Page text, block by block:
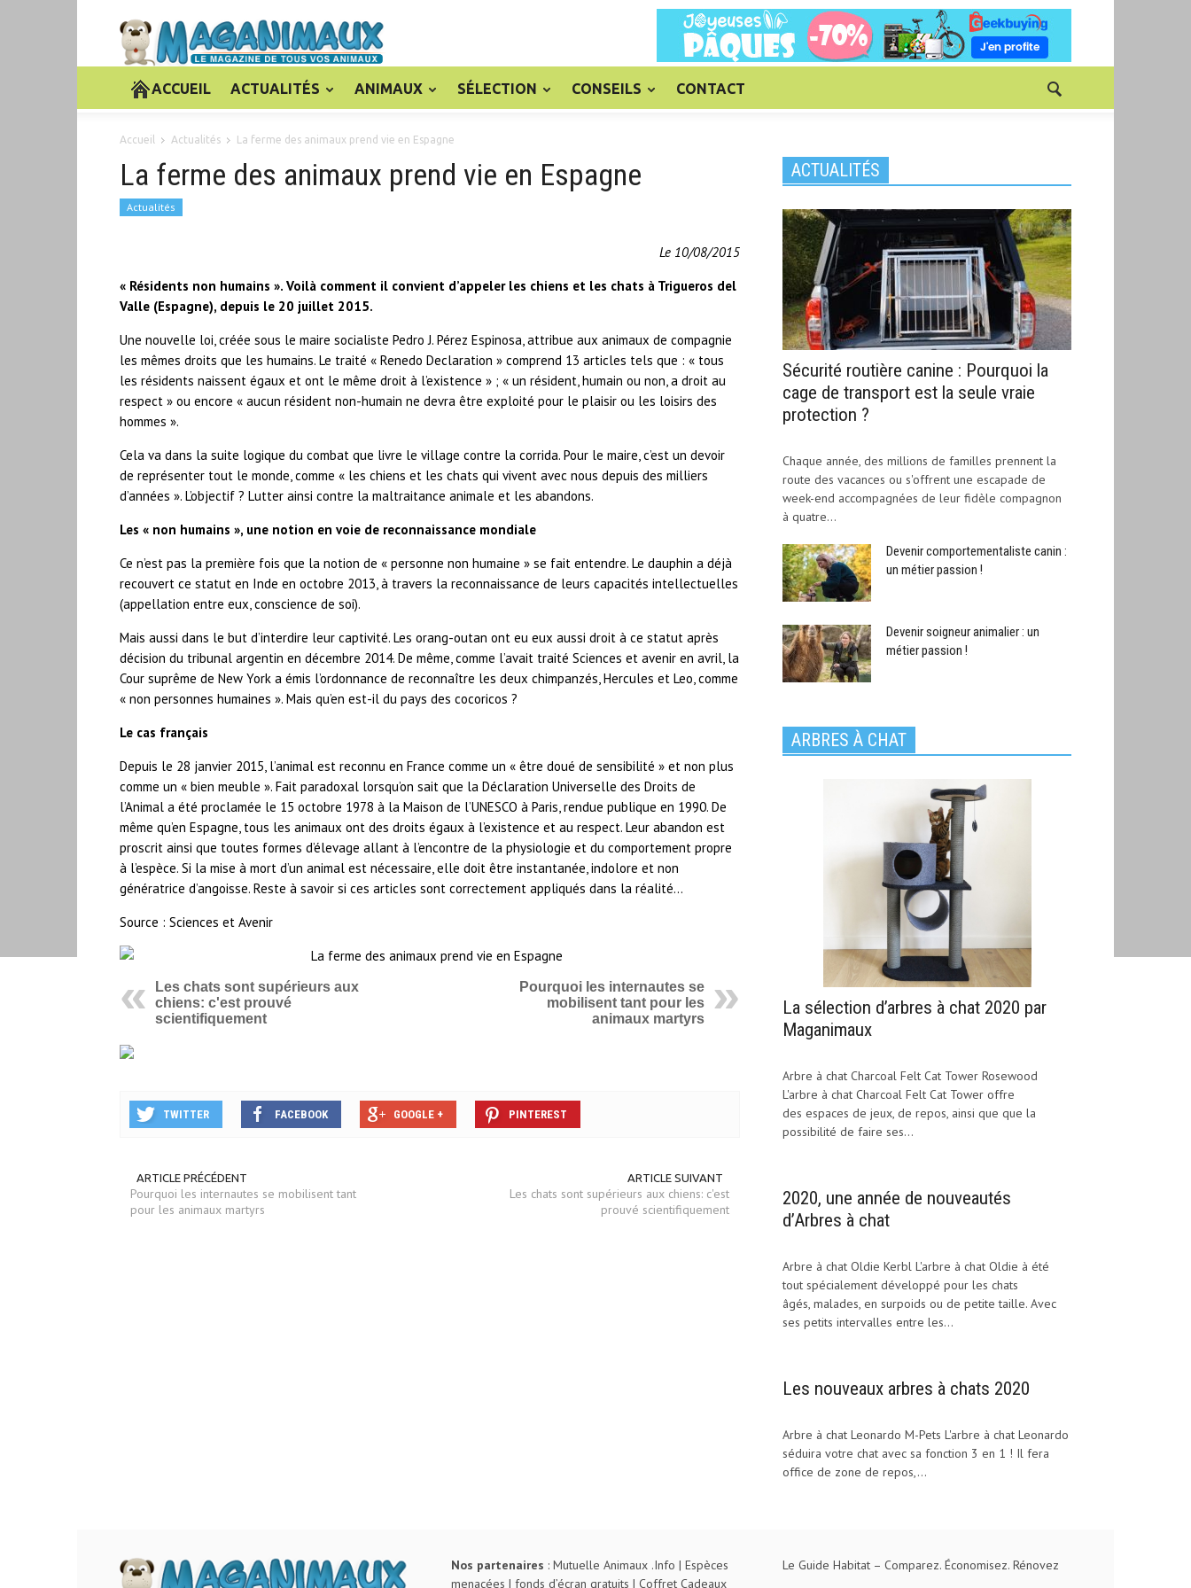
ACCUEIL ACTUALITÉS ANIMAUX SÉLECTION CONSEILS CONTACT
Accueil Actualités La ferme des animaux prend vie en Espagne
La ferme des animaux prend vie en Espagne
Actualités
Le 10/08/2015
« Résidents non humains ». Voilà comment il convient d’appeler les chiens et les chats à Trigueros del
Valle (Espagne), depuis le 20 juillet 2015.
Une nouvelle loi, créée sous le maire socialiste Pedro J. Pérez Espinosa, attribue aux animaux de compagnie
les mêmes droits que les humains. Le traité « Renedo Declaration » comprend 13 articles tels que : « tous
les résidents naissent égaux et ont le même droit à l’existence » ; « un résident, humain ou non, a droit au
respect » ou encore « aucun résident non-humain ne devra être exploité pour le plaisir ou les loisirs des
hommes ».
Cela va dans la suite logique du combat que livre le village contre la corrida. Pour le maire, c’est un devoir
de représenter tout le monde, comme « les chiens et les chats qui vivent avec nous depuis des milliers
d’années ». L’objectif ? Lutter ainsi contre la maltraitance animale et les abandons.
Les « non humains », une notion en voie de reconnaissance mondiale
Ce n’est pas la première fois que la notion de « personne non humaine » se fait entendre. Le dauphin a déjà
recouvert ce statut en Inde en octobre 2013, à travers la reconnaissance de leurs capacités intellectuelles
(appellation entre eux, conscience de soi).
Mais aussi dans le but d’interdire leur captivité. Les orang-outan ont eu eux aussi droit à ce statut après
décision du tribunal argentin en décembre 2014. De même, comme l’avait traité Sciences et avenir en avril, la
Cour suprême de New York a émis l’ordonnance de reconnaître les deux chimpanzés, Hercules et Leo, comme
« non personnes humaines ». Mais qu’en est-il du pays des cocoricos ?
Le cas français
Depuis le 28 janvier 2015, l’animal est reconnu en France comme un « être doué de sensibilité » et non plus
comme un « bien meuble ». Fait paradoxal lorsqu’on sait que la Déclaration Universelle des Droits de
l’Animal a été proclamée le 15 octobre 1978 à la Maison de l’UNESCO à Paris, rendue publique en 1990. De
même qu’en Espagne, tous les animaux ont des droits égaux à l’existence et au respect. Leur abandon est
proscrit ainsi que toutes formes d’élevage allant à l’encontre de la physiologie et du comportement propre
à l’espèce. Si la mise à mort d’un animal est nécessaire, elle doit être instantanée, indolore et non
génératrice d’angoisse. Reste à savoir si ces articles sont correctement appliqués dans la réalité…
Source : Sciences et Avenir
Les chats sont supérieurs aux
chiens: c'est prouvé
scientifiquement
Pourquoi les internautes se
mobilisent tant pour les
animaux martyrs
TWITTER FACEBOOK GOOGLE + PINTEREST
ARTICLE PRÉCÉDENT
Pourquoi les internautes se mobilisent tant
pour les animaux martyrs
ARTICLE SUIVANT
Les chats sont supérieurs aux chiens: c'est
prouvé scientifiquement
ACTUALITÉS
Sécurité routière canine : Pourquoi la
cage de transport est la seule vraie
protection ?
Chaque année, des millions de familles prennent la
route des vacances ou s'offrent une escapade de
week-end accompagnées de leur fidèle compagnon
à quatre...
Devenir comportementaliste canin :
un métier passion !
Devenir soigneur animalier : un
métier passion !
ARBRES À CHAT
La sélection d’arbres à chat 2020 par
Maganimaux
Arbre à chat Charcoal Felt Cat Tower Rosewood
L'arbre à chat Charcoal Felt Cat Tower offre
des espaces de jeux, de repos, ainsi que que la
possibilité de faire ses...
2020, une année de nouveautés
d’Arbres à chat
Arbre à chat Oldie Kerbl L'arbre à chat Oldie à été
tout spécialement développé pour les chats
âgés, malades, en surpoids ou de petite taille. Avec
ses petits intervalles entre les...
Les nouveaux arbres à chats 2020
Arbre à chat Leonardo M-Pets L'arbre à chat Leonardo
séduira votre chat avec sa fonction 3 en 1 ! Il fera
office de zone de repos,...
Nos partenaires :Mutuelle Animaux .Info |Espèces
menacées |fonds d’écran gratuits |Coffret Cadeaux
Le Guide Habitat – Comparez. Économisez. Rénovez